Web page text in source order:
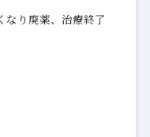
なり廃薬、治療終了